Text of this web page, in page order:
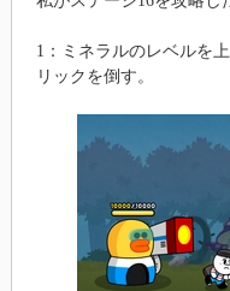
1：ミネラルのレベルを
リックを倒す。